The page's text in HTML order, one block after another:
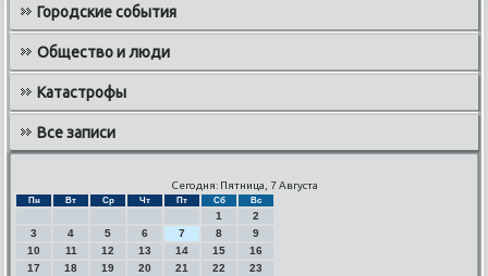
Городские события
Общество и люди
Катастрофы
Все записи
Сегодня: Пятница, 7 Августа
Пн Вт Ср Чт Пт Сб Вс
1
2
3
4 5 6 7 8
9
10
11 12 13 14 15
16
17
18 19 20 21 22
23